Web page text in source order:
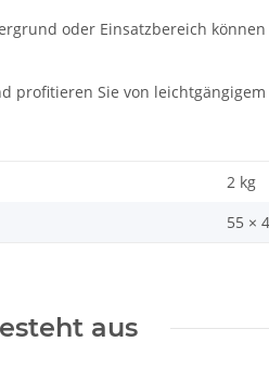
oder Einsatzbereich
profitieren Sie von
2 kg
55 ×
aus